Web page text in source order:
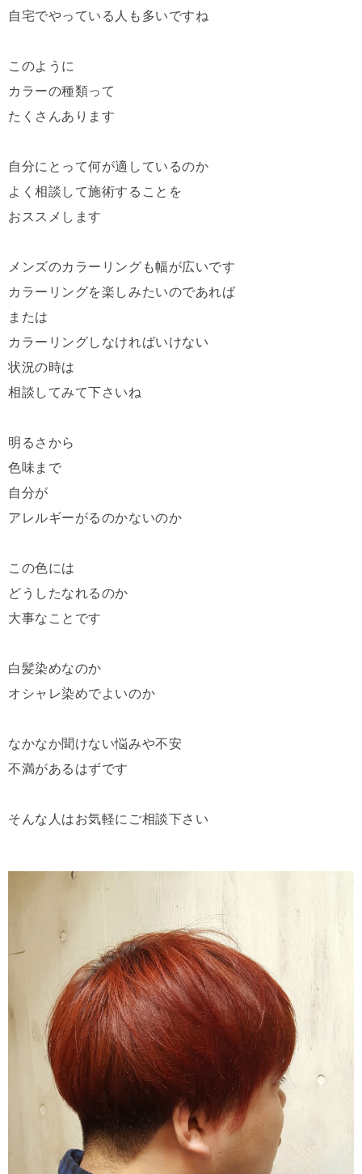
自宅でやっている人も多いですね
このように
カラーの種類って
たくさんあります
自分にとって何が適しているのか
よく相談して施術することを
おススメします
メンズのカラーリングも幅が広いです
カラーリングを楽しみたいのであれば
または
カラーリングしなければいけない
状況の時は
相談してみて下さいね
明るさから
色味まで
自分が
アレルギーがるのかないのか
この色には
どうしたなれるのか
大事なことです
白髪染めなのか
オシャレ染めでよいのか
なかなか聞けない悩みや不安
不満があるはずです
そんな人はお気軽にご相談下さい